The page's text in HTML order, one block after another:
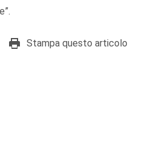
Stampa questo articolo